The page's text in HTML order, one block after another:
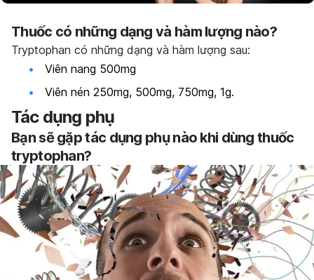
Thuốc có những dạng và hàm lượng nào?
Tryptophan có những dạng và hàm lượng sau:
Viên nang 500mg
Viên nén 250mg, 500mg, 750mg, 1g.
Tác dụng phụ
Bạn sẽ gặp tác dụng phụ nào khi dùng thuốc
tryptophan?